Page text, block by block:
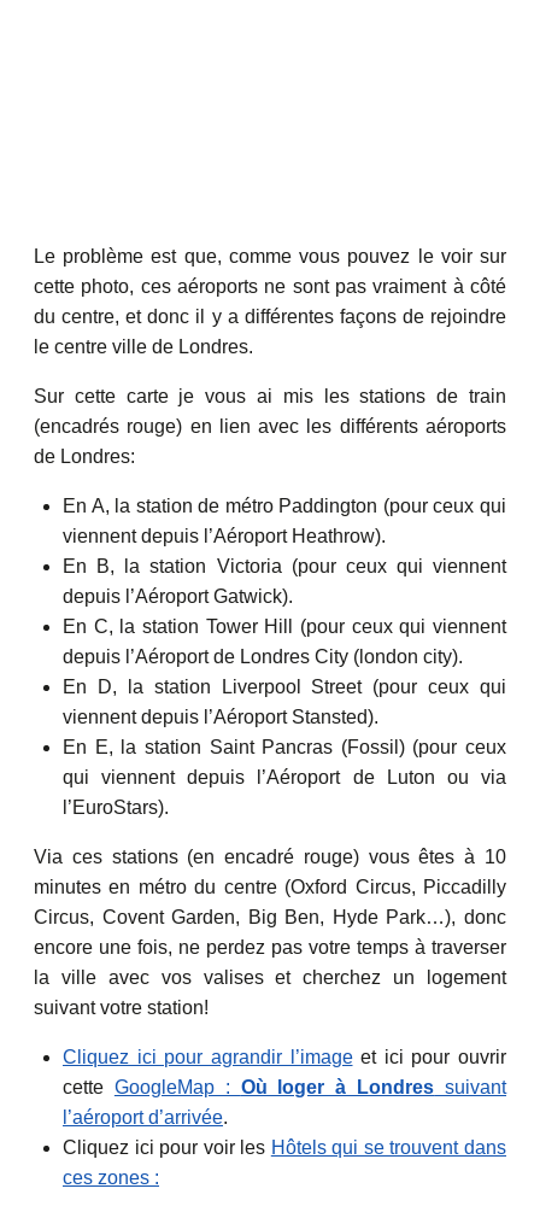
Le problème est que, comme vous pouvez le voir sur
cette photo, ces aéroports ne sont pas vraiment à côté
du centre, et donc il y a différentes façons de rejoindre
le centre ville de Londres.
Sur cette carte je vous ai mis les stations de train
(encadrés rouge) en lien avec les différents aéroports
de Londres:
En A, la station de métro Paddington (pour ceux qui
viennent depuis l’Aéroport Heathrow).
En B, la station Victoria (pour ceux qui viennent
depuis l’Aéroport Gatwick).
En C, la station Tower Hill (pour ceux qui viennent
depuis l’Aéroport de Londres City (london city).
En D, la station Liverpool Street (pour ceux qui
viennent depuis l’Aéroport Stansted).
En E, la station Saint Pancras (Fossil) (pour ceux
qui viennent depuis l’Aéroport de Luton ou via
l’EuroStars).
Via ces stations (en encadré rouge) vous êtes à 10
minutes en métro du centre (Oxford Circus, Piccadilly
Circus, Covent Garden, Big Ben, Hyde Park…), donc
encore une fois, ne perdez pas votre temps à traverser
la ville avec vos valises et cherchez un logement
suivant votre station!
Cliquez ici pour agrandir l’imageet ici pour ouvrir
cette GoogleMap : Où loger à Londres suivant
l’aéroport d’arrivée.
Cliquez ici pour voir les Hôtels qui se trouvent dans
ces zones :